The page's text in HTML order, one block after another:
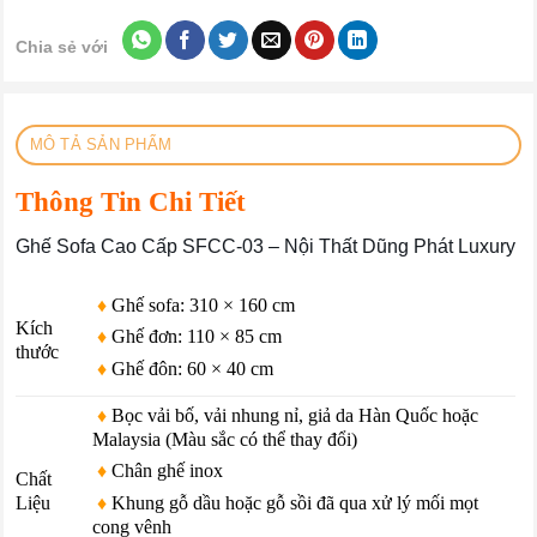
Chia sẻ với
MÔ TẢ SẢN PHẨM
Thông Tin Chi Tiết
Ghế Sofa Cao Cấp SFCC-03 – Nội Thất Dũng Phát Luxury
Kích
thước
♦ Ghế sofa: 310 × 160 cm
♦ Ghế đơn: 110 × 85 cm
♦ Ghế đôn: 60 × 40 cm
Chất
Liệu
♦ Bọc vải bố, vải nhung nỉ, giả da Hàn Quốc hoặc
Malaysia (Màu sắc có thể thay đổi)
♦ Chân ghế inox
♦ Khung gỗ dầu hoặc gỗ sồi đã qua xử lý mối mọt
cong vênh